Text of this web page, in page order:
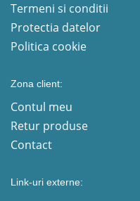
Termeni si conditii
Protectia datelor
Politica cookie
Zona client:
Contul meu
Retur produse
Contact
Link-uri externe: